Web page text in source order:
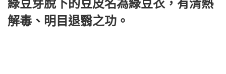
綠豆芽脫下的豆皮名為綠豆衣，有清熱
解毒、明目退翳之功。